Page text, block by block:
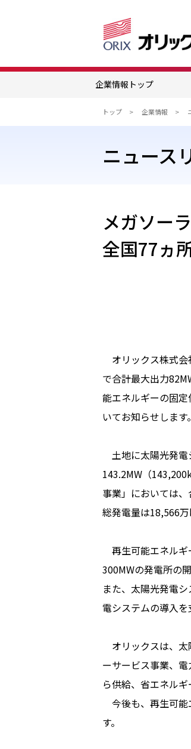
企業情報トップ
トップ 企業情報
ニュース
メガソー
全国77ヵ
オリックス株式会
で合計最大出力
能エネルギーの固
いてお知らせします。
土地に太陽光発電
143.2MW（
事業」においては
総発電量は18,566
再生可能エネルギ
300MWの発電所の
また、太陽光発電
電システムの導入を
オリックスは、太
ーサービス事業、
ら供給、省エネル
今後も、再生可能
す。